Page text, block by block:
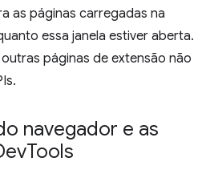
as páginas carregadas na
essa janela estiver aberta.
páginas de extensão não
navegador e as
Tools